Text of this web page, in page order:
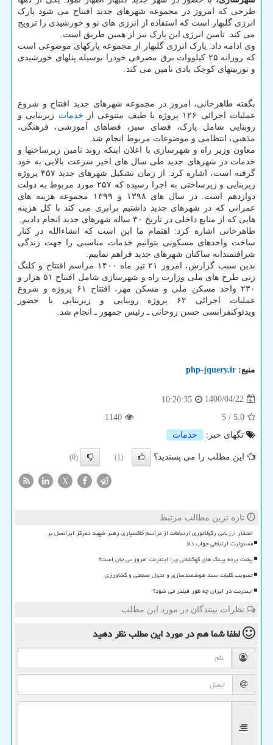
طرحی که امروز در مجموعه شهرهای جدید افتتاح می شود پارک
انرژی گلبهار است که استفاده از انرژی های نو و خورشیدی را ترویج
می کند. تامین انرژی این پارک نیز از همین طریق است.
وی ادامه داد: پارک انرژی گلبهار از مجموعه پارکهای موضوعی است
که روزانه ۲۵ کیلووات برق مصرفی خودرا بوسیله پنلهای خورشیدی
و توربینهای کوچک بادی تامین می کند.
بگفته طاهرخانی، امروز در مجموعه شهرهای جدید افتتاح و شروع
عملیات اجرائی ۱۲۶ پروژه با طیف متنوعی از
خدمات زیربنایی و
روبنایی شامل پارک، فضای سبز، فضاهای آموزشی، فرهنگی،
مذهبی، انتظامی و موضوعات مربوط انجام شد.
معاون وزیر راه و شهرسازی با اعلان اینکه روند تامین زیرساختها و
خدمات در شهرهای جدید طی سال های اخیر سرعت بالایی به خود
گرفته است، اشاره کرد: از زمان تشکیل شهرهای جدید ۴۵۷ پروژه
زیربنایی و زیرساختی به اجرا رسیده که ۲۵۷ مورد مربوط به دولت
دوازدهم است. در سال های ۱۳۹۸ و ۱۳۹۹ مجموعه هزینه های
عمرانی که در شهرهای جدید داشتیم برابری می کند با کل هزینه
هایی که از منابع داخلی در تاریخ ۳۰ ساله شهرهای جدید انجام دادیم.
طاهرخانی اشاره کرد: اهتمام ما این است که انشاءالله در کنار
ساخت واحدهای مسکونی بتوانیم خدمات مناسبی را جهت زندگی
شرافتمندانه ساکنان شهرهای جدید فراهم نماییم.
بدین سبب گزارش، امروز ۲۱ تیر ماه ۱۴۰۰ مراسم افتتاح و کلنگ
زنی طرح های ملی وزارت راه و شهرسازی شامل افتتاح ۵۱ هزار و
۲۳۰ واحد مسکن ملی و مسکن مهر، افتتاح ۶۱ پروژه و شروع
عملیات اجرائی ۶۲ پروژه روبنایی و زیربنایی با حضور
ویدئوکنفرانسی حسن روحانی ـ رئیس جمهور ـ انجام شد.
منبع: php-jquery.ir
1400/04/22
10:20:35
5.0
/
5
1140
تگهای خبر:
خدمات
این مطلب را می پسندید؟ (1)
(0)
X
تازه ترین مطالب مرتبط
انتشار ارزیابی رگولاتوری ارتباطات از مراسم خاکسپاری رهبر شهید تمرکز ایرانسل بر
مسئولیت ارتباطی جواب داد
پشت پرده پینگ های کهکشانی چرا اینترنت امروز بی جان است؟
تصویب کلیات سند هوشمندسازی و تحول صنعتی و کشاورزی
اینترنت در ایران چه طور فیلتر می شود؟
نظرات بینندگان در مورد این مطلب
لطفا شما همدر مورد این مطلبنظر دهید